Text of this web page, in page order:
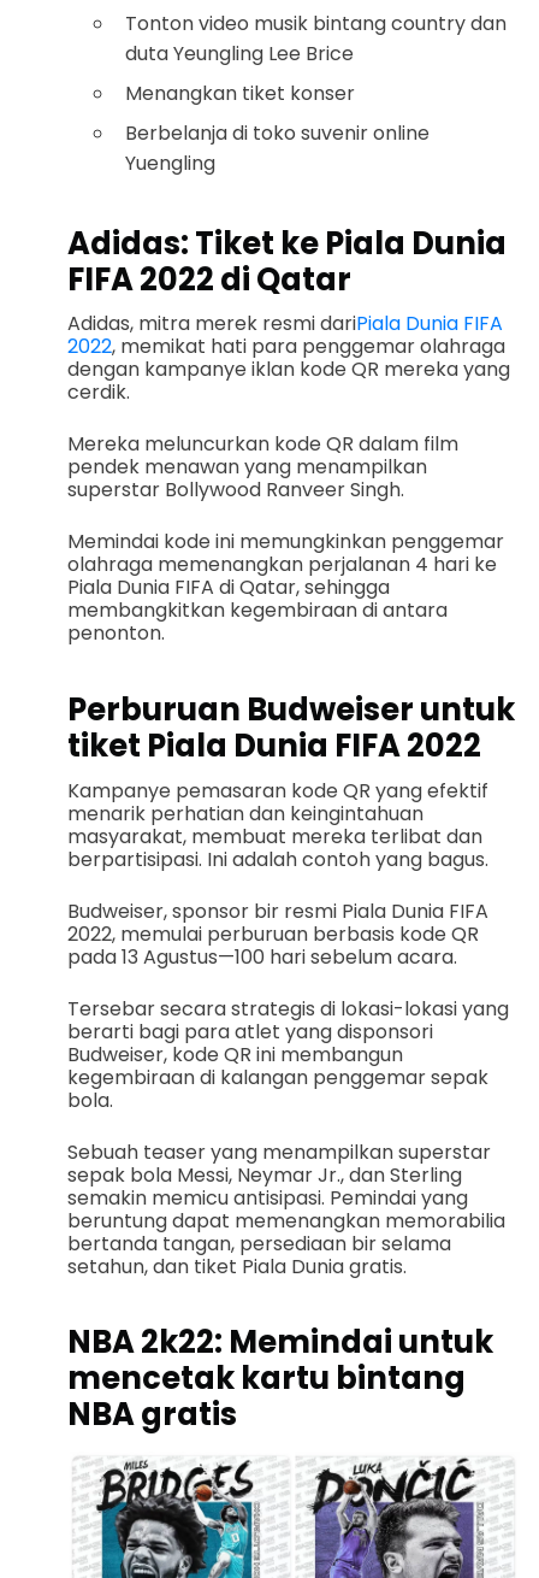
Tonton video musik bintang country dan
duta Yeungling Lee Brice
Menangkan tiket konser
Berbelanja di toko suvenir online
Yuengling
Adidas: Tiket ke Piala Dunia
FIFA 2022 di Qatar
Adidas, mitra merek resmi dariPiala Dunia FIFA
2022, memikat hati para penggemar olahraga
dengan kampanye iklan kode QR mereka yang
cerdik.
Mereka meluncurkan kode QR dalam film
pendek menawan yang menampilkan
superstar Bollywood Ranveer Singh.
Memindai kode ini memungkinkan penggemar
olahraga memenangkan perjalanan 4 hari ke
Piala Dunia FIFA di Qatar, sehingga
membangkitkan kegembiraan di antara
penonton.
Perburuan Budweiser untuk
tiket Piala Dunia FIFA 2022
Kampanye pemasaran kode QR yang efektif
menarik perhatian dan keingintahuan
masyarakat, membuat mereka terlibat dan
berpartisipasi. Ini adalah contoh yang bagus.
Budweiser, sponsor bir resmi Piala Dunia FIFA
2022, memulai perburuan berbasis kode QR
pada 13 Agustus—100 hari sebelum acara.
Tersebar secara strategis di lokasi-lokasi yang
berarti bagi para atlet yang disponsori
Budweiser, kode QR ini membangun
kegembiraan di kalangan penggemar sepak
bola.
Sebuah teaser yang menampilkan superstar
sepak bola Messi, Neymar Jr., dan Sterling
semakin memicu antisipasi. Pemindai yang
beruntung dapat memenangkan memorabilia
bertanda tangan, persediaan bir selama
setahun, dan tiket Piala Dunia gratis.
NBA 2k22: Memindai untuk
mencetak kartu bintang
NBA gratis